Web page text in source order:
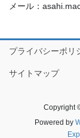
メール：
プライバシーポリ
サイトマップ
Copyright
Powered by